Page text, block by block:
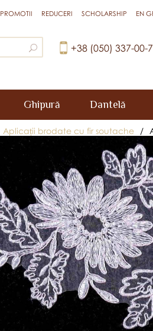
PROMOTII REDUCERI SCHOLARSHIP EN
+38 (050) 337-00-
Ghipură Dantelă
Aplicații brodate cu fir soutache /